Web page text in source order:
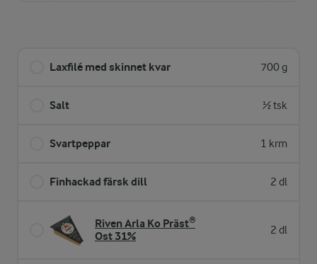
Laxfilé med skinnet kvar 700 g
Salt ½ tsk
Svartpeppar 1 krm
Finhackad färsk dill 2 dl
Riven Arla Ko Präst®
Ost 31%
2 dl